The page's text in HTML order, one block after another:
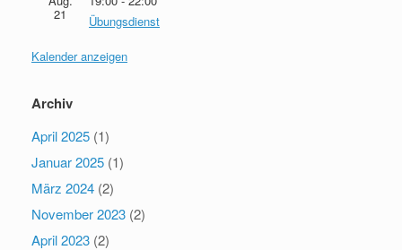
21
Übungsdienst
Kalender anzeigen
Archiv
April 2025 (1)
Januar 2025 (1)
März 2024 (2)
November 2023 (2)
April 2023 (2)